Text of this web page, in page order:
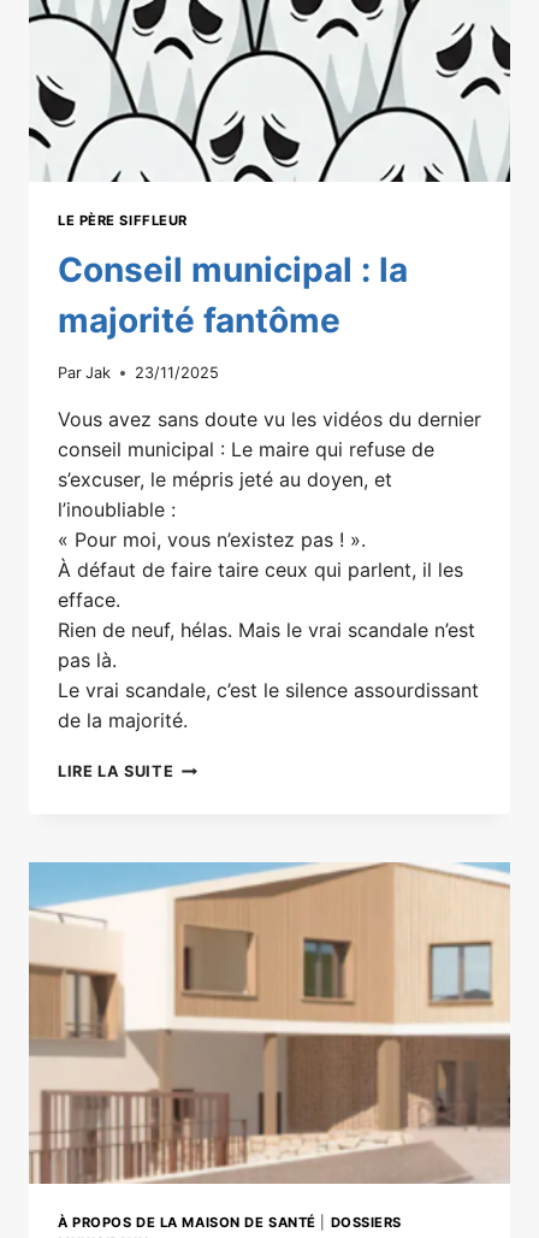
N’EST
RÉGLÉ
LE PÈRE SIFFLEUR
Conseil municipal : la
majorité fantôme
Par Jak 23/11/2025
Vous avez sans doute vu les vidéos du dernier
conseil municipal : Le maire qui refuse de
s’excuser, le mépris jeté au doyen, et
l’inoubliable :
« Pour moi, vous n’existez pas ! ».
À défaut de faire taire ceux qui parlent, il les
efface.
Rien de neuf, hélas. Mais le vrai scandale n’est
pas là.
Le vrai scandale, c’est le silence assourdissant
de la majorité.
LIRE LA SUITE CONSEIL
MAJORITÉ
FANTÔME
À PROPOS DE LA MAISON DE SANTÉ
DOSSIERS